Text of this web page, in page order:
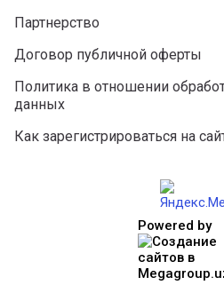
Партнерство
Договор публичной оферты
Политика в отношении
данных
Как зарегистрироваться на
Powered by